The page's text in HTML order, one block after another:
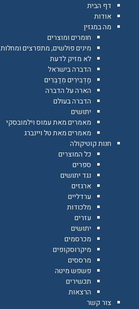
דף הבית
אודות
מה במגזין
חומרים ומוצרים
מינים פולשים, מתפרצים ומחלות
לא מזיק לדעת
הדברה בישראל
מַדְבִּירִים מְדַבְּרִים
הארה על הדברה
הדברה בעולם
יתושים
מאמרים מאת עמוס וילמובסקי
מאמרים מאת טל ויינברג
חנות קוטיקולה
כל המוצרים
ספרים
נגד יתושים
ארגזים
ערדליים
מלכודות
עזרים
יתושים
מכרסמים
מיקרוסקופים
מרססים
פשפש מיטה
תכשירים
הרצאות
צור קשר